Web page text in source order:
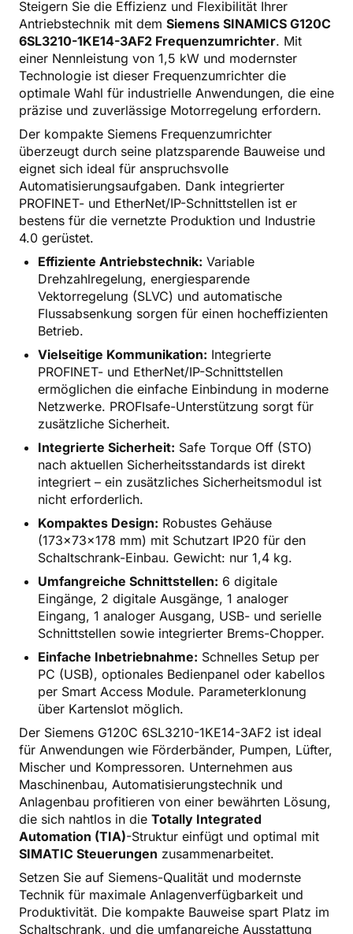
Steigern Sie die Effizienz und Flexibilität Ihrer
Antriebstechnik mit dem Siemens SINAMICS G120C
6SL3210-1KE14-3AF2 Frequenzumrichter. Mit
einer Nennleistung von 1,5 kW und modernster
Technologie ist dieser Frequenzumrichter die
optimale Wahl für industrielle Anwendungen, die eine
präzise und zuverlässige Motorregelung erfordern.
Der kompakte Siemens Frequenzumrichter
überzeugt durch seine platzsparende Bauweise und
eignet sich ideal für anspruchsvolle
Automatisierungsaufgaben. Dank integrierter
PROFINET- und EtherNet/IP-Schnittstellen ist er
bestens für die vernetzte Produktion und Industrie
4.0 gerüstet.
Effiziente Antriebstechnik: Variable
Drehzahlregelung, energiesparende
Vektorregelung (SLVC) und automatische
Flussabsenkung sorgen für einen hocheffizienten
Betrieb.
Vielseitige Kommunikation: Integrierte
PROFINET- und EtherNet/IP-Schnittstellen
ermöglichen die einfache Einbindung in moderne
Netzwerke. PROFIsafe-Unterstützung sorgt für
zusätzliche Sicherheit.
Integrierte Sicherheit: Safe Torque Off (STO)
nach aktuellen Sicherheitsstandards ist direkt
integriert – ein zusätzliches Sicherheitsmodul ist
nicht erforderlich.
Kompaktes Design: Robustes Gehäuse
(173x73x178 mm) mit Schutzart IP20 für den
Schaltschrank-Einbau. Gewicht: nur 1,4 kg.
Umfangreiche Schnittstellen: 6 digitale
Eingänge, 2 digitale Ausgänge, 1 analoger
Eingang, 1 analoger Ausgang, USB- und serielle
Schnittstellen sowie integrierter Brems-Chopper.
Einfache Inbetriebnahme: Schnelles Setup per
PC (USB), optionales Bedienpanel oder kabellos
per Smart Access Module. Parameterklonung
über Kartenslot möglich.
Der Siemens G120C 6SL3210-1KE14-3AF2 ist ideal
für Anwendungen wie Förderbänder, Pumpen, Lüfter,
Mischer und Kompressoren. Unternehmen aus
Maschinenbau, Automatisierungstechnik und
Anlagenbau profitieren von einer bewährten Lösung,
die sich nahtlos in die Totally Integrated
Automation (TIA)-Struktur einfügt und optimal mit
SIMATIC Steuerungen zusammenarbeitet.
Setzen Sie auf Siemens-Qualität und modernste
Technik für maximale Anlagenverfügbarkeit und
Produktivität. Die kompakte Bauweise spart Platz im
Schaltschrank, und die umfangreiche Ausstattung